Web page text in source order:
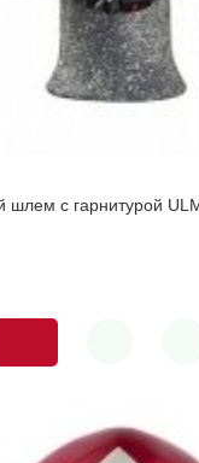
шлем с гарнитурой